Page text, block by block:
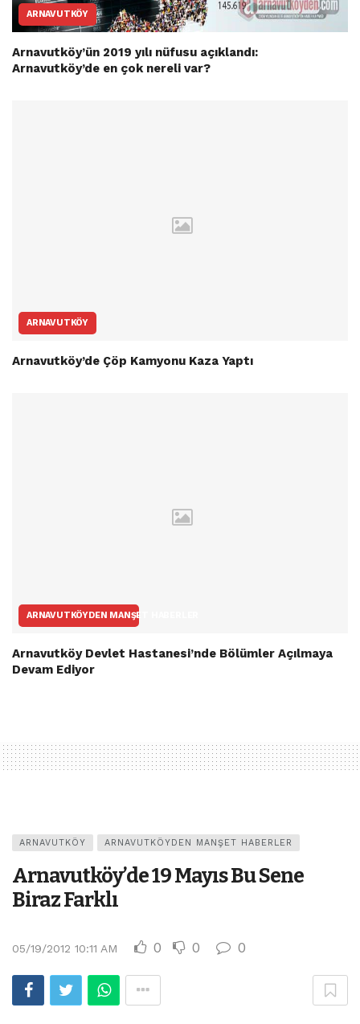
ARNAVUTKÖY
Arnavutköy’ün 2019 yılı nüfusu açıklandı:
Arnavutköy’de en çok nereli var?
ARNAVUTKÖY
Arnavutköy’de Çöp Kamyonu Kaza Yaptı
ARNAVUTKÖYDEN MANŞET HABERLER
Arnavutköy Devlet Hastanesi’nde Bölümler Açılmaya
Devam Ediyor
ARNAVUTKÖY ARNAVUTKÖYDEN MANŞET HABERLER
Arnavutköy’de 19 Mayıs Bu Sene
Biraz Farklı
05/19/2012 10:11 AM 0 0 0